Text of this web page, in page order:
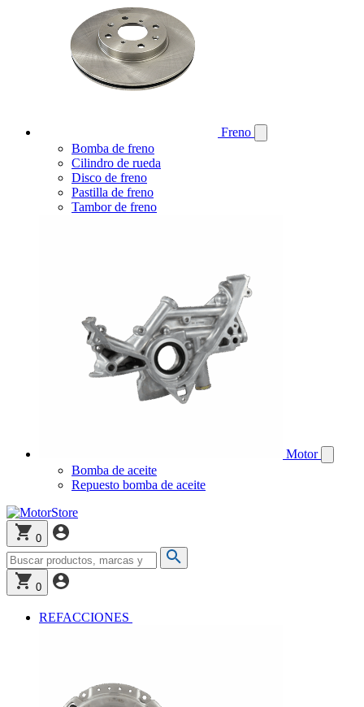
Freno
Bomba de freno
Cilindro de rueda
Disco de freno
Pastilla de freno
Tambor de freno
Motor
Bomba de aceite
Repuesto bomba de aceite
0
0
REFACCIONES